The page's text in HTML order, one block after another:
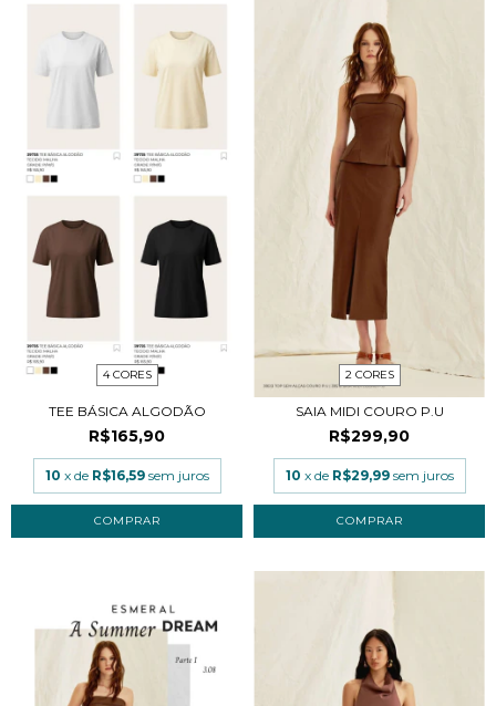
4 CORES
TEE BÁSICA ALGODÃO
R$165,90
10 x de R$16,59 sem juros
COMPRAR
2 CORES
SAIA MIDI COURO P.U
R$299,90
10 x de R$29,99 sem juros
COMPRAR